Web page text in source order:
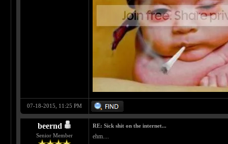
07-18-2015, 11:25 PM
beernd
Senior Member
RE: Sick shit on the internet...
ehm....